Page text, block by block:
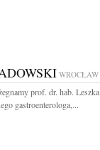
WROCŁAW
prof. dr. hab. Leszka
gastroenterologa,...